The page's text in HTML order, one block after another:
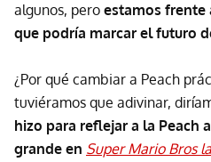
algunos, pero estamos frente
que podría marcar el futuro
¿Por qué cambiar a Peach
tuviéramos que adivinar,
hizo para reflejar a la Peach
grande en Super Mario Bros